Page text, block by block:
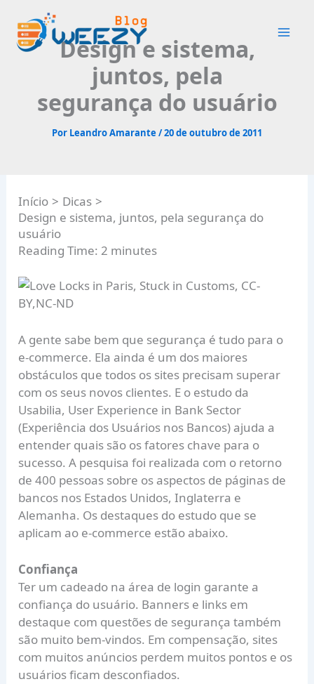
para
Design e sistema,
juntos, pela
segurança do usuário
Por Leandro Amarante /20 de outubro de 2011
Início
Dicas
Design e sistema, juntos, pela segurança do
usuário
Reading Time: 2 minutes
A gente sabe bem que segurança é tudo para o
e-commerce. Ela ainda é um dos maiores
obstáculos que todos os sites precisam superar
com os seus novos clientes. E o estudo da
Usabilia, User Experience in Bank Sector
(Experiência dos Usuários nos Bancos) ajuda a
entender quais são os fatores chave para o
sucesso. A pesquisa foi realizada com o retorno
de 400 pessoas sobre os aspectos de páginas de
bancos nos Estados Unidos, Inglaterra e
Alemanha. Os destaques do estudo que se
aplicam ao e-commerce estão abaixo.
Confiança
Ter um cadeado na área de login garante a
confiança do usuário. Banners e links em
destaque com questões de segurança também
são muito bem-vindos. Em compensação, sites
com muitos anúncios perdem muitos pontos e os
usuários ficam desconfiados.